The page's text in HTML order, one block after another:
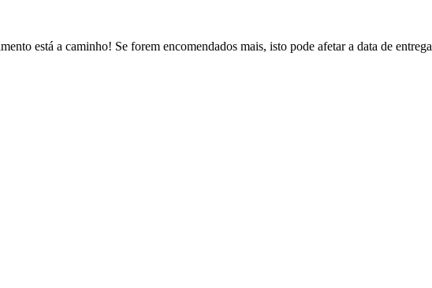
está a caminho! Se forem encomendados mais, isto pode afetar a data de entrega